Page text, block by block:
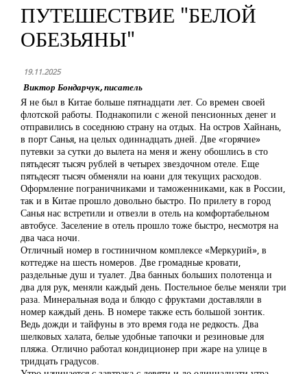
ПУТЕШЕСТВИЕ "БЕЛОЙ
ОБЕЗЬЯНЫ"
19.11.2025
Виктор Бондарчук, писатель
Я не был в Китае больше пятнадцати лет. Со времен своей
флотской работы. Поднакопили с женой пенсионных денег и
отправились в соседнюю страну на отдых. На остров Хайнань,
в порт Санья, на целых одиннадцать дней. Две «горячие»
путевки за сутки до вылета на меня и жену обошлись в сто
пятьдесят тысяч рублей в четырех звездочном отеле. Еще
пятьдесят тысяч обменяли на юани для текущих расходов.
Оформление пограничниками и таможенниками, как в России,
так и в Китае прошло довольно быстро. По прилету в город
Санья нас встретили и отвезли в отель на комфортабельном
автобусе. Заселение в отель прошло тоже быстро, несмотря на
два часа ночи.
Отличный номер в гостиничном комплексе «Меркурий», в
коттедже на шесть номеров. Две громадные кровати,
раздельные душ и туалет. Два банных больших полотенца и
два для рук, меняли каждый день. Постельное белье меняли три
раза. Минеральная вода и блюдо с фруктами доставляли в
номер каждый день. В номере также есть большой зонтик.
Ведь дожди и тайфуны в это время года не редкость. Два
шелковых халата, белые удобные тапочки и резиновые для
пляжа. Отлично работал кондиционер при жаре на улице в
тридцать градусов.